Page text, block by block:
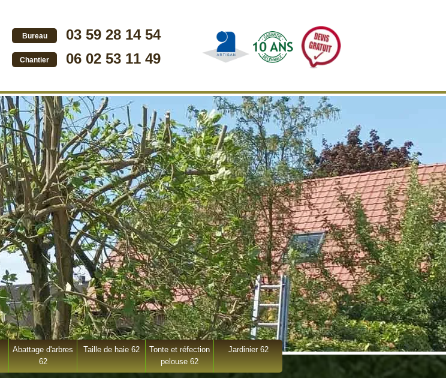
Bureau 03 59 28 14 54
Chantier 06 02 53 11 49
Abattage d'arbres
62
Taille de haie 62
Tonte et réfection
pelouse 62
Jardinier 62